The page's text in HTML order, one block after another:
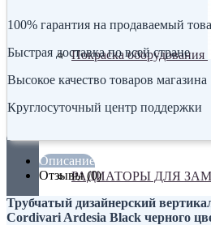
Покраска оборудования
РАДИАТОРЫ ДЛЯ
100% гарантия на продаваемый
Быстрая доставка по всей стране
Высокое качество товаров магазина
Круглосуточный центр поддержки
Описание
Отзывы (0)
Трубчатый дизайнерский
Cordivari Ardesia Black черного